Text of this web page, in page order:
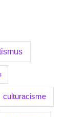
culturacisme